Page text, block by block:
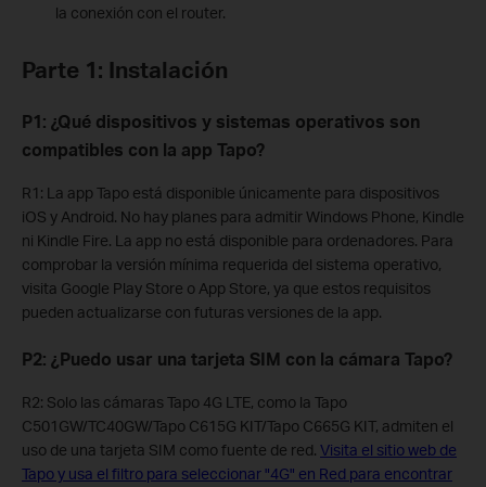
la conexión con el router.
Parte 1: Instalación
P1: ¿Qué dispositivos y sistemas operativos son
compatibles con la app Tapo?
R1: La app Tapo está disponible únicamente para dispositivos
iOS y Android. No hay planes para admitir Windows Phone, Kindle
ni Kindle Fire. La app no está disponible para ordenadores. Para
comprobar la versión mínima requerida del sistema operativo,
visita Google Play Store o App Store, ya que estos requisitos
pueden actualizarse con futuras versiones de la app.
P2: ¿Puedo usar una tarjeta SIM con la cámara Tapo?
R2: Solo las cámaras Tapo 4G LTE, como la Tapo
C501GW/TC40GW/Tapo C615G KIT/Tapo C665G KIT, admiten el
uso de una tarjeta SIM como fuente de red. Visita el sitio web de
Tapo y usa el filtro para seleccionar "4G" en Red para encontrar